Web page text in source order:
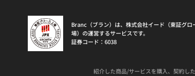
Branc（ブラン）は、株式会社イード（東証グロ
場）の運営するサービスです。
証券コード：6038
紹介した商品/サービスを購入、契約し